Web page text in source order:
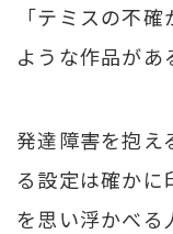
「テミスの不
ような作品があ
発達障害を抱え
る設定は確かに
を思い浮かべる